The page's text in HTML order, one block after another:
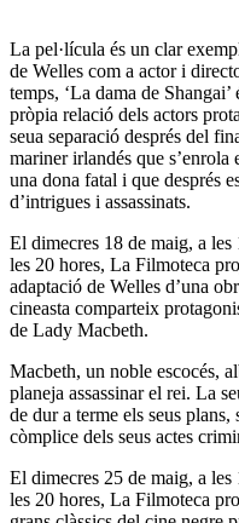
La pel·lícula és un clar
de Welles com a actor i
temps, ‘La dama de
pròpia relació dels actors
seua separació després del
mariner irlandés que s’enrola
una dona fatal i que després
d’intrigues i assassinats.
El dimecres 18 de maig, a les
les 20 hores, La Filmoteca
adaptació de Welles d’una
cineasta comparteix
de Lady Macbeth.
Macbeth, un noble escocés,
planeja assassinar el rei. La
de dur a terme els seus
còmplice dels seus actes
El dimecres 25 de maig, a
les 20 hores, La Filmoteca